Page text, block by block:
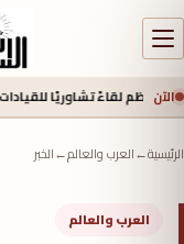
الآنتشاوريًا للقيادات
الرئيسية←العرب والعالم←الخبر
العرب والعالم